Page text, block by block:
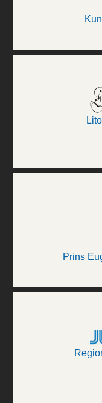
Prins